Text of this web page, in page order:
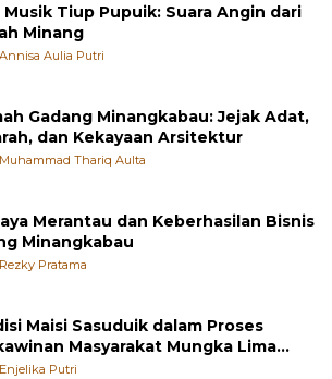
Tiup Pupuik: Suara Angin dari
Minang
Aulia Putri
Gadang Minangkabau: Jejak Adat,
dan Kekayaan Arsitektur
Thariq Aulta
Merantau dan Keberhasilan Bisnis
Minangkabau
Pratama
Maisi Sasuduik dalam Proses
Masyarakat Mungka Lima
KotaPutri